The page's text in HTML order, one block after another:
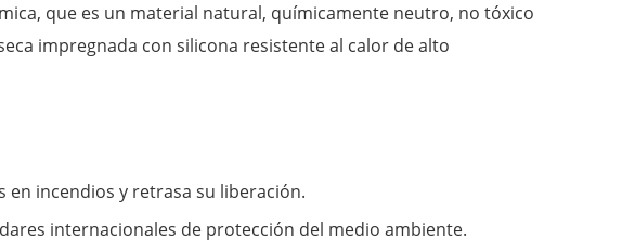
que es un material natural, químicamente neutro, no tóxico
impregnada con silicona resistente al calor de alto
incendios y retrasa su liberación.
internacionales de protección del medio ambiente.